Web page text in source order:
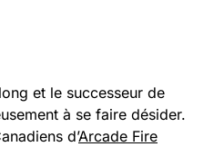
et le successeur de
à se faire désider.
d’Arcade Fire